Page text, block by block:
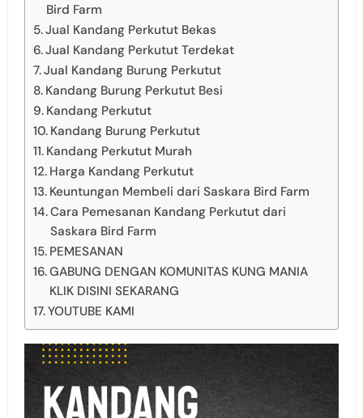
Bird Farm
Jual Kandang Perkutut Bekas
Jual Kandang Perkutut Terdekat
Jual Kandang Burung Perkutut
Kandang Burung Perkutut Besi
Kandang Perkutut
Kandang Burung Perkutut
Kandang Perkutut Murah
Harga Kandang Perkutut
Keuntungan Membeli dari Saskara Bird Farm
Cara Pemesanan Kandang Perkutut dari
Saskara Bird Farm
PEMESANAN
GABUNG DENGAN KOMUNITAS KUNG MANIA
KLIK DISINI SEKARANG
YOUTUBE KAMI